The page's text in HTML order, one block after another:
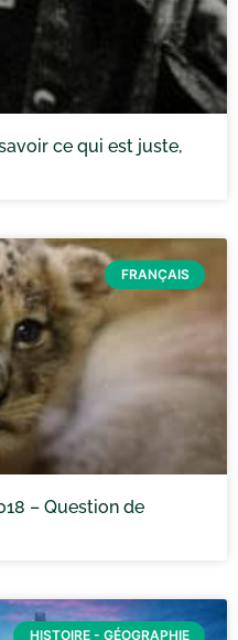
ce qui est juste,
FRANÇAIS
– Question de
HISTOIRE - GÉOGRAPHIE